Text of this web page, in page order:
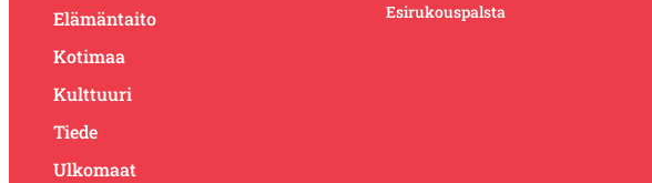
Elämäntaito
Kotimaa
Kulttuuri
Tiede
Ulkomaat
Esirukouspalsta